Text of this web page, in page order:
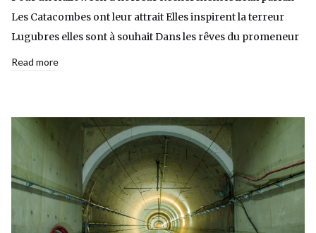
Les Catacombes ont leur attrait Elles inspirent la terreur
Lugubres elles sont à souhait Dans les rêves du promeneur
Read more